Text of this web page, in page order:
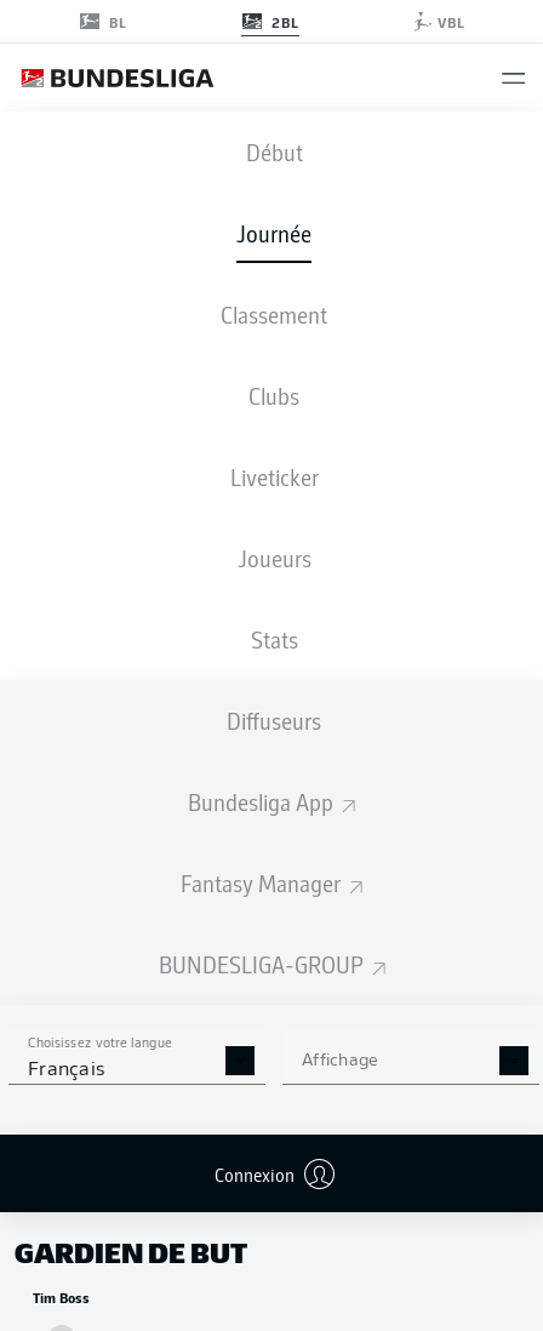
BL 2BL VBL
Début
Journée
Classement
Clubs
Liveticker
Joueurs
Stats
Diffuseurs
Bundesliga App
Fantasy Manager
BUNDESLIGA-GROUP
Choisissez votre langue
Français Affichage
Connexion
FCM- SVD
0 1
COMPOSITIONS STATISTIQUES
LES ONZE DE DÉPART
Dominik Reimann
Herbert Bockhorn
Moritz-Broni Kwarteng
Connor KrempickiAndreas Müller
REMPLAÇANTS
GARDIEN DE BUT
Tim Boss